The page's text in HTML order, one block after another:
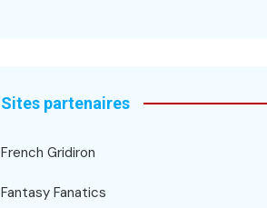
Sites partenaires
French Gridiron
Fantasy Fanatics